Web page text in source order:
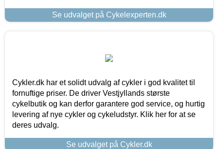
Se udvalget på Cykelexperten.dk
Cykler.dk har et solidt udvalg af cykler i god kvalitet til
fornuftige priser. De driver Vestjyllands største
cykelbutik og kan derfor garantere god service, og hurtig
levering af nye cykler og cykeludstyr. Klik her for at se
deres udvalg.
Se udvalget på Cykler.dk